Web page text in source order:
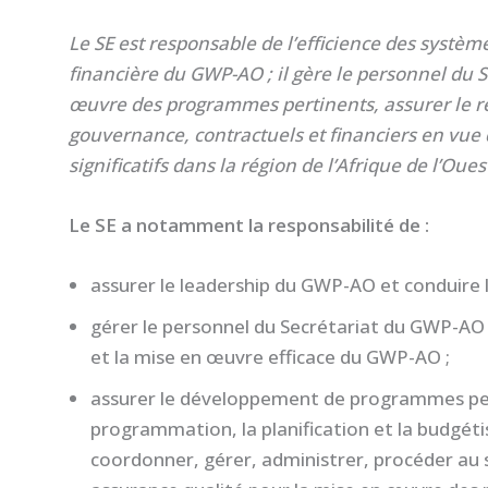
Le SE est responsable de l’efficience des
financière du GWP-AO ; il gère le personnel
œuvre des programmes pertinents, assurer le
gouvernance, contractuels et financiers en
significatifs dans la région de l’Afrique de
Le SE a notamment la responsabilité de :
assurer le leadership du GWP-AO et conduire
gérer le personnel du Secrétariat du GWP-
et la mise en œuvre efficace du GWP-AO ;
assurer le développement de programmes
programmation, la planification et la
coordonner, gérer, administrer, procéder